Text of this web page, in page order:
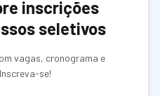
inscrições
seletivos
vagas, cronograma e
se!